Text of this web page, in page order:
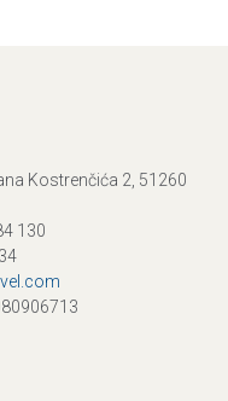
Kostrenčića 2, 51260
130